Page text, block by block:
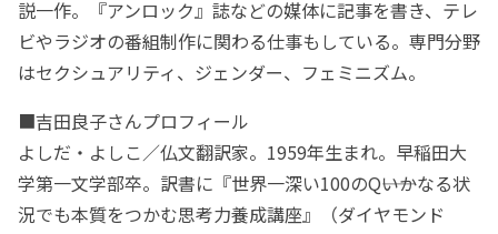
説一作。『アンロック』誌などの媒体に記事を書き、テレ
ビやラジオの番組制作に関わる仕事もしている。専門分野
はセクシュアリティ、ジェンダー、フェミニズム。
■吉田良子さんプロフィール
よしだ・よしこ／仏文翻訳家。1959年生まれ。早稲田大
学第一文学部卒。訳書に『世界一深い100のQ――いかなる状
況でも本質をつかむ思考力養成講座』（ダイヤモンド